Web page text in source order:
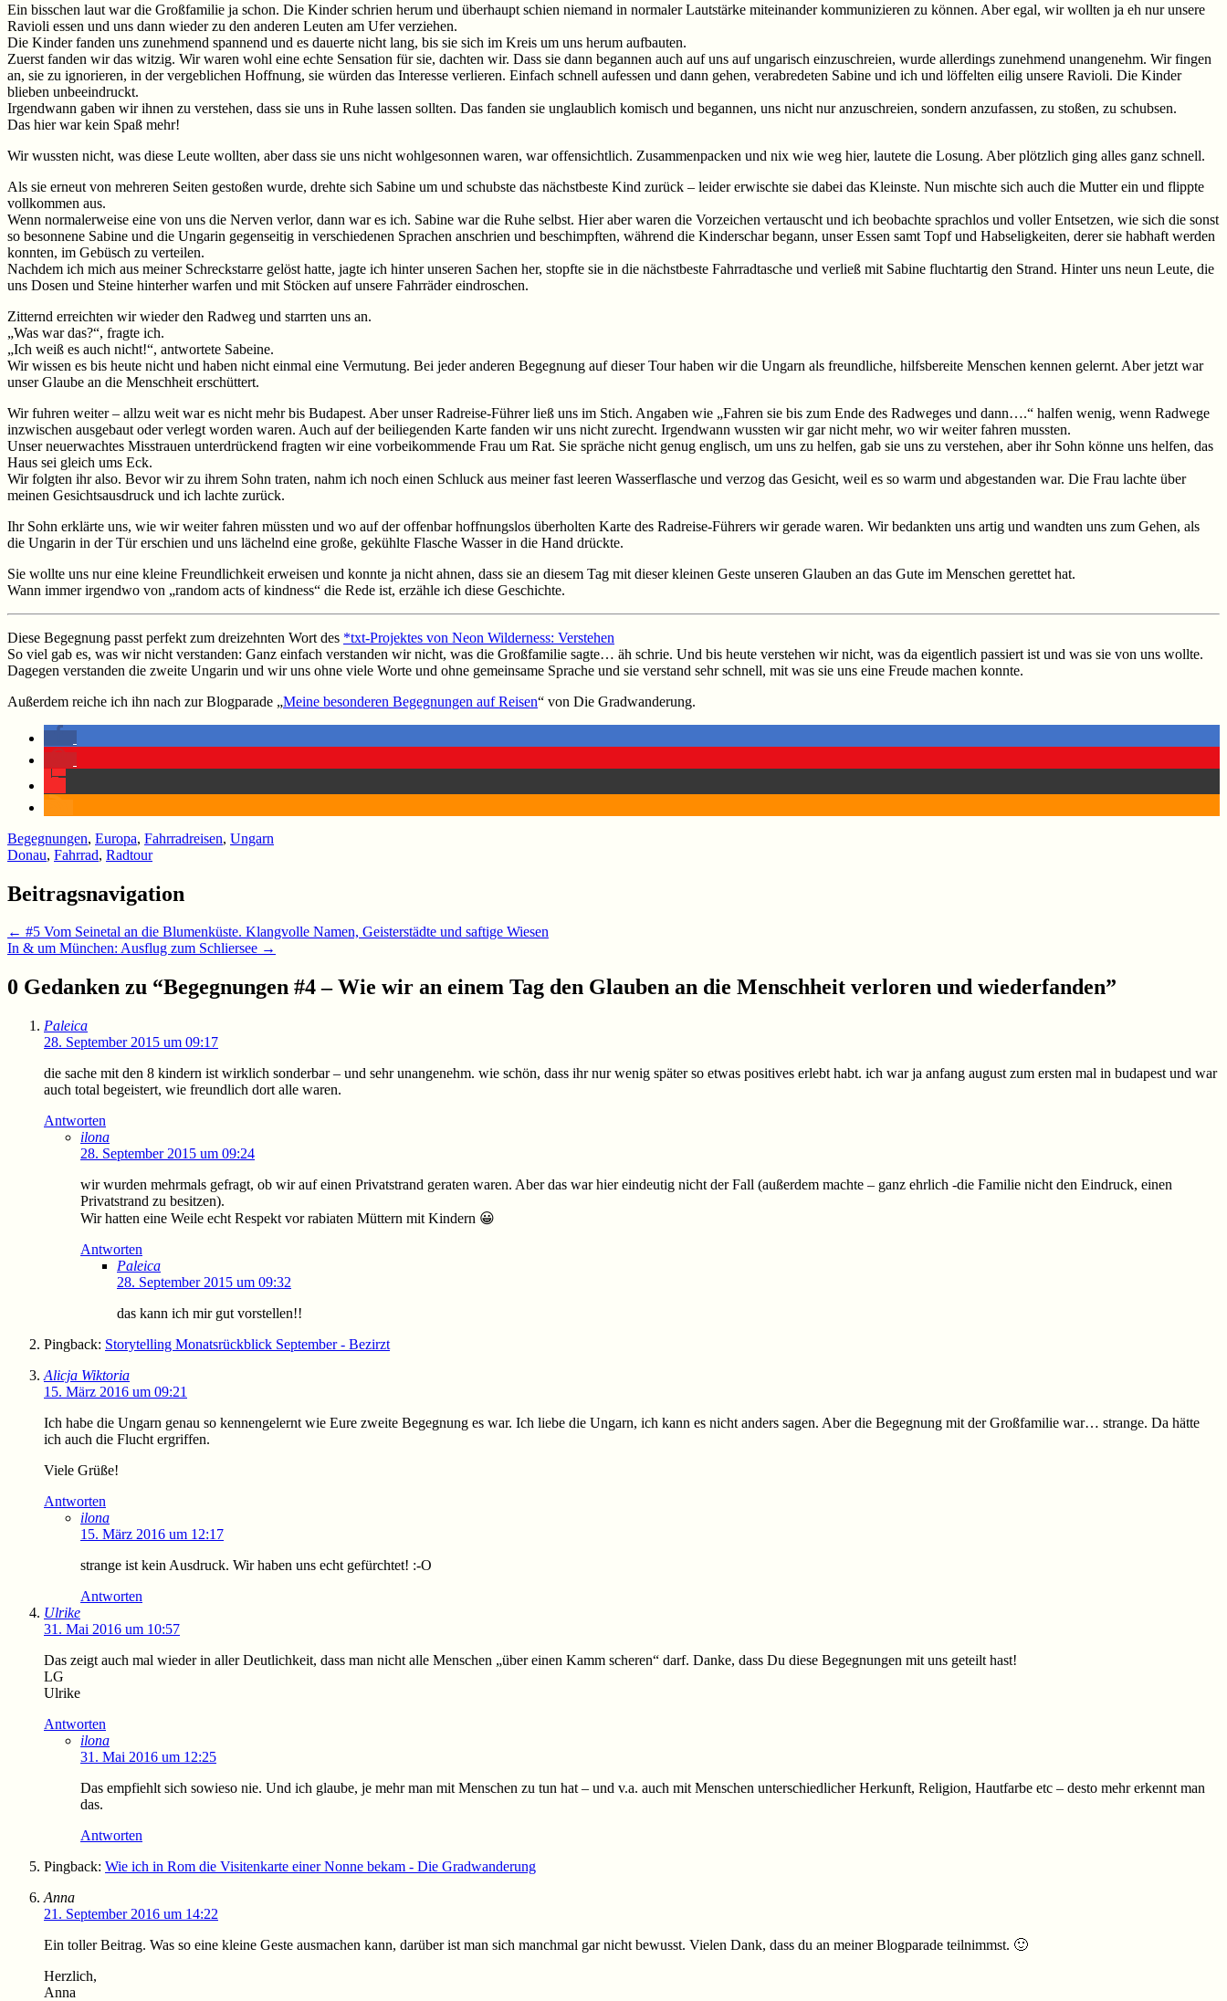
Ein bisschen laut war die Großfamilie ja schon. Die Kinder schrien herum und überhaupt schien niemand in normaler Lautstärke miteinander kommunizieren zu können. Aber egal, wir wollten ja eh nur unsere
Ravioli essen und uns dann wieder zu den anderen Leuten am Ufer verziehen.
Die Kinder fanden uns zunehmend spannend und es dauerte nicht lang, bis sie sich im Kreis um uns herum aufbauten.
Zuerst fanden wir das witzig. Wir waren wohl eine echte Sensation für sie, dachten wir. Dass sie dann begannen auch auf uns auf ungarisch einzuschreien, wurde allerdings zunehmend unangenehm. Wir fingen
an, sie zu ignorieren, in der vergeblichen Hoffnung, sie würden das Interesse verlieren. Einfach schnell aufessen und dann gehen, verabredeten Sabine und ich und löffelten eilig unsere Ravioli. Die Kinder
blieben unbeeindruckt.
Irgendwann gaben wir ihnen zu verstehen, dass sie uns in Ruhe lassen sollten. Das fanden sie unglaublich komisch und begannen, uns nicht nur anzuschreien, sondern anzufassen, zu stoßen, zu schubsen.
Das hier war kein Spaß mehr!
Wir wussten nicht, was diese Leute wollten, aber dass sie uns nicht wohlgesonnen waren, war offensichtlich. Zusammenpacken und nix wie weg hier, lautete die Losung. Aber plötzlich ging alles ganz schnell.
Als sie erneut von mehreren Seiten gestoßen wurde, drehte sich Sabine um und schubste das nächstbeste Kind zurück – leider erwischte sie dabei das Kleinste. Nun mischte sich auch die Mutter ein und flippte
vollkommen aus.
Wenn normalerweise eine von uns die Nerven verlor, dann war es ich. Sabine war die Ruhe selbst. Hier aber waren die Vorzeichen vertauscht und ich beobachte sprachlos und voller Entsetzen, wie sich die sonst
so besonnene Sabine und die Ungarin gegenseitig in verschiedenen Sprachen anschrien und beschimpften, während die Kinderschar begann, unser Essen samt Topf und Habseligkeiten, derer sie habhaft werden
konnten, im Gebüsch zu verteilen.
Nachdem ich mich aus meiner Schreckstarre gelöst hatte, jagte ich hinter unseren Sachen her, stopfte sie in die nächstbeste Fahrradtasche und verließ mit Sabine fluchtartig den Strand. Hinter uns neun Leute, die
uns Dosen und Steine hinterher warfen und mit Stöcken auf unsere Fahrräder eindroschen.
Zitternd erreichten wir wieder den Radweg und starrten uns an.
„Was war das?“, fragte ich.
„Ich weiß es auch nicht!“, antwortete Sabeine.
Wir wissen es bis heute nicht und haben nicht einmal eine Vermutung. Bei jeder anderen Begegnung auf dieser Tour haben wir die Ungarn als freundliche, hilfsbereite Menschen kennen gelernt. Aber jetzt war
unser Glaube an die Menschheit erschüttert.
Wir fuhren weiter – allzu weit war es nicht mehr bis Budapest. Aber unser Radreise-Führer ließ uns im Stich. Angaben wie „Fahren sie bis zum Ende des Radweges und dann….“ halfen wenig, wenn Radwege
inzwischen ausgebaut oder verlegt worden waren. Auch auf der beiliegenden Karte fanden wir uns nicht zurecht. Irgendwann wussten wir gar nicht mehr, wo wir weiter fahren mussten.
Unser neuerwachtes Misstrauen unterdrückend fragten wir eine vorbeikommende Frau um Rat. Sie spräche nicht genug englisch, um uns zu helfen, gab sie uns zu verstehen, aber ihr Sohn könne uns helfen, das
Haus sei gleich ums Eck.
Wir folgten ihr also. Bevor wir zu ihrem Sohn traten, nahm ich noch einen Schluck aus meiner fast leeren Wasserflasche und verzog das Gesicht, weil es so warm und abgestanden war. Die Frau lachte über
meinen Gesichtsausdruck und ich lachte zurück.
Ihr Sohn erklärte uns, wie wir weiter fahren müssten und wo auf der offenbar hoffnungslos überholten Karte des Radreise-Führers wir gerade waren. Wir bedankten uns artig und wandten uns zum Gehen, als
die Ungarin in der Tür erschien und uns lächelnd eine große, gekühlte Flasche Wasser in die Hand drückte.
Sie wollte uns nur eine kleine Freundlichkeit erweisen und konnte ja nicht ahnen, dass sie an diesem Tag mit dieser kleinen Geste unseren Glauben an das Gute im Menschen gerettet hat.
Wann immer irgendwo von „random acts of kindness“ die Rede ist, erzähle ich diese Geschichte.
Diese Begegnung passt perfekt zum dreizehnten Wort des *txt-Projektes von Neon Wilderness: Verstehen
So viel gab es, was wir nicht verstanden: Ganz einfach verstanden wir nicht, was die Großfamilie sagte… äh schrie. Und bis heute verstehen wir nicht, was da eigentlich passiert ist und was sie von uns wollte.
Dagegen verstanden die zweite Ungarin und wir uns ohne viele Worte und ohne gemeinsame Sprache und sie verstand sehr schnell, mit was sie uns eine Freude machen konnte.
Außerdem reiche ich ihn nach zur Blogparade „Meine besonderen Begegnungen auf Reisen“ von Die Gradwanderung.
Begegnungen, Europa, Fahrradreisen, Ungarn
Donau, Fahrrad, Radtour
Beitragsnavigation
← #5 Vom Seinetal an die Blumenküste. Klangvolle Namen, Geisterstädte und saftige Wiesen
In & um München: Ausflug zum Schliersee →
0 Gedanken zu “Begegnungen #4 – Wie wir an einem Tag den Glauben an die Menschheit verloren und wiederfanden”
Paleica
28. September 2015 um 09:17
die sache mit den 8 kindern ist wirklich sonderbar – und sehr unangenehm. wie schön, dass ihr nur wenig später so etwas positives erlebt habt. ich war ja anfang august zum ersten mal in budapest und war
auch total begeistert, wie freundlich dort alle waren.
Antworten
ilona
28. September 2015 um 09:24
wir wurden mehrmals gefragt, ob wir auf einen Privatstrand geraten waren. Aber das war hier eindeutig nicht der Fall (außerdem machte – ganz ehrlich -die Familie nicht den Eindruck, einen
Privatstrand zu besitzen).
Wir hatten eine Weile echt Respekt vor rabiaten Müttern mit Kindern 😀
Antworten
Paleica
28. September 2015 um 09:32
das kann ich mir gut vorstellen!!
Pingback: Storytelling Monatsrückblick September - Bezirzt
Alicja Wiktoria
15. März 2016 um 09:21
Ich habe die Ungarn genau so kennengelernt wie Eure zweite Begegnung es war. Ich liebe die Ungarn, ich kann es nicht anders sagen. Aber die Begegnung mit der Großfamilie war… strange. Da hätte
ich auch die Flucht ergriffen.
Viele Grüße!
Antworten
ilona
15. März 2016 um 12:17
strange ist kein Ausdruck. Wir haben uns echt gefürchtet! :-O
Antworten
Ulrike
31. Mai 2016 um 10:57
Das zeigt auch mal wieder in aller Deutlichkeit, dass man nicht alle Menschen „über einen Kamm scheren“ darf. Danke, dass Du diese Begegnungen mit uns geteilt hast!
LG
Ulrike
Antworten
ilona
31. Mai 2016 um 12:25
Das empfiehlt sich sowieso nie. Und ich glaube, je mehr man mit Menschen zu tun hat – und v.a. auch mit Menschen unterschiedlicher Herkunft, Religion, Hautfarbe etc – desto mehr erkennt man
das.
Antworten
Pingback: Wie ich in Rom die Visitenkarte einer Nonne bekam - Die Gradwanderung
Anna
21. September 2016 um 14:22
Ein toller Beitrag. Was so eine kleine Geste ausmachen kann, darüber ist man sich manchmal gar nicht bewusst. Vielen Dank, dass du an meiner Blogparade teilnimmst. 🙂
Herzlich,
Anna